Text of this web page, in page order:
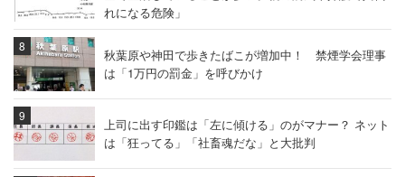
れになる危険」
秋葉原や神田で歩きたばこが増加中！ 禁煙学会理事
は「1万円の罰金」を呼びかけ
上司に出す印鑑は「左に傾ける」のがマナー？ ネット
は「狂ってる」「社畜魂だな」と大批判